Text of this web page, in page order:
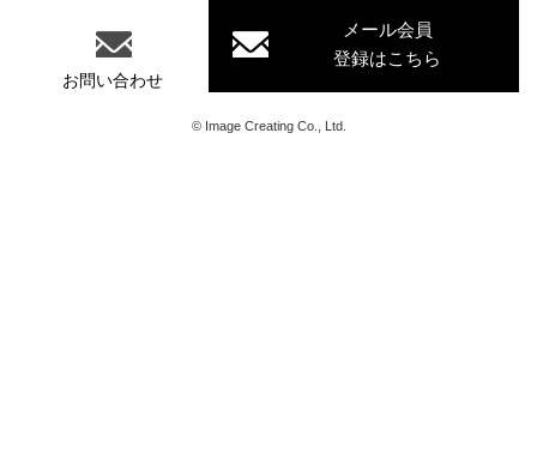
お問い合わせ
メール会員
登録はこちら
© Image Creating Co., Ltd.